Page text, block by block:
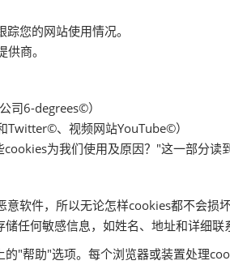
您的网站使用情况。
商。
司6-degrees©）
、视频网站YouTube©）
为我们使用及原因？"这一部分读
软件，所以无论怎样cookies都不会
任何敏感信息，如姓名、地址和详细联
"帮助"选项。每个浏览器或装置处理